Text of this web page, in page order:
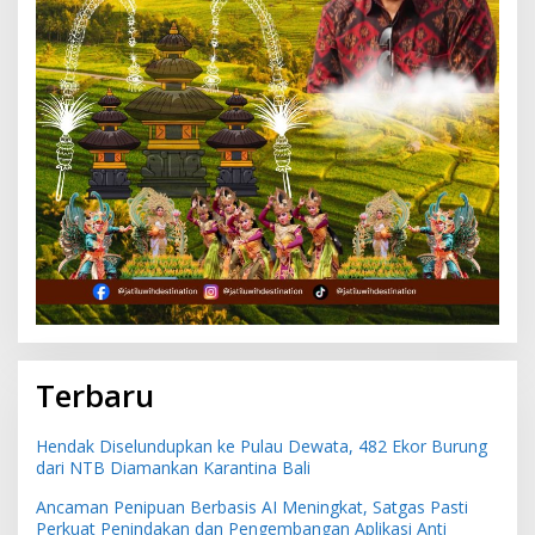
Terbaru
Hendak Diselundupkan ke Pulau Dewata, 482 Ekor Burung
dari NTB Diamankan Karantina Bali
Ancaman Penipuan Berbasis AI Meningkat, Satgas Pasti
Perkuat Penindakan dan Pengembangan Aplikasi Anti